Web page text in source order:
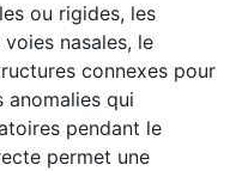
ou rigides, les
nasales, le
connexes pour
qui
pendant le
permet une